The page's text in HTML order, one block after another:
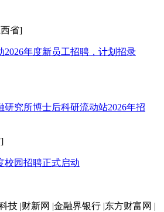
省]
2026年度新员工招聘，计划招录
研究所博士后科研流动站2026年招
校园招聘正式启动
技 |财新网 |金融界银行 |东方财富网 |